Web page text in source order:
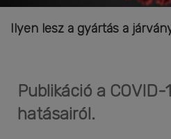
Ilyen lesz a gyártás a
Publikáció a COVID-
hatásairól.